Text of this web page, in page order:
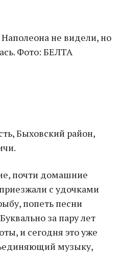
не видели, но
Фото: БЕЛТА
Быховский район,
почти домашние
с удочками
попеть песни
за пару лет
и сегодня это уже
музыку,